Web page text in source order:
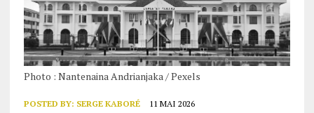
Photo : Nantenaina Andrianjaka / Pexels
POSTED BY: SERGE KABORÉ 11 MAI 2026